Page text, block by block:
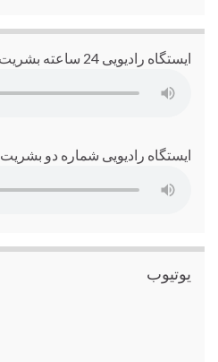
ایستگاه رادیویی 24 ساعته بشریت
ایستگاه رادیویی شماره دو بشریت
یوتیوب